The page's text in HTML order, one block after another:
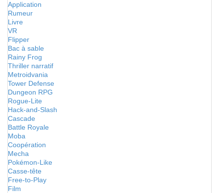
Application
Rumeur
Livre
VR
Flipper
Bac à sable
Rainy Frog
Thriller narratif
Metroidvania
Tower Defense
Dungeon RPG
Rogue-Lite
Hack-and-Slash
Cascade
Battle Royale
Moba
Coopération
Mecha
Pokémon-Like
Casse-tête
Free-to-Play
Film